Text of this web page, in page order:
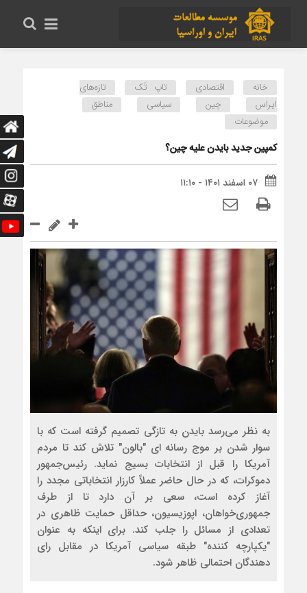
خانه اقتصادی تاپ تَک
تازه‌های
ایراس
چین سیاسی
مناطق
موضوعات
کمپین جدید بایدن علیه چین؟
۰۷ اسفند ۱۴۰۱ - ۱۱:۱۰
به نظر‌ می‌رسد بایدن به تازگی تصمیم گرفته است که با
سوار شدن بر موج رسانه ای "بالون" تلاش کند تا مردم
آمریکا را قبل از انتخابات بسیج نماید. رئیس‌جمهور
دموکرات، که در حال حاضر عملاً کارزار انتخاباتی مجدد را
آغاز کرده است، سعی بر آن دارد تا از طرف
جمهوری‌خواهان، اپوزیسیون، حداقل حمایت ظاهری در
تعدادی از مسائل را جلب کند. برای اینکه به عنوان
"یکپارچه کننده" طبقه سیاسی آمریکا در مقابل رای
دهندگان احتمالی ظاهر شود.